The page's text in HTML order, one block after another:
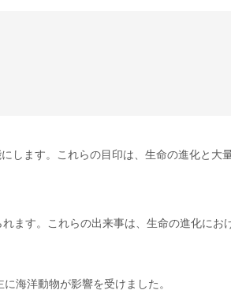
ます。これらの目印は、生命の進化と大
ます。これらの出来事は、生命の進化に
海洋動物が影響を受けました。